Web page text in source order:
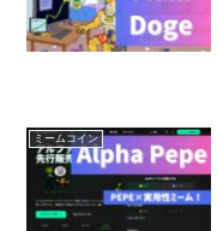
ミームコイン